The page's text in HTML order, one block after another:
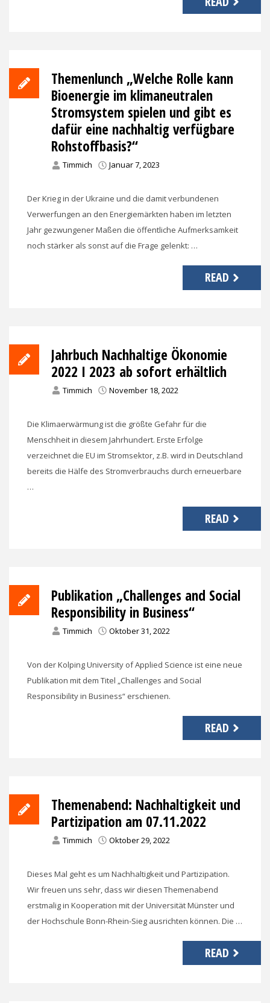
Themenlunch „Welche Rolle kann
Bioenergie im klimaneutralen
Stromsystem spielen und gibt es
dafür eine nachhaltig verfügbare
Rohstoffbasis?“
Timmich Januar 7, 2023
Der Krieg in der Ukraine und die damit verbundenen
Verwerfungen an den Energiemärkten haben im letzten
Jahr gezwungener Maßen die öffentliche Aufmerksamkeit
noch stärker als sonst auf die Frage gelenkt: …
READ
Jahrbuch Nachhaltige Ökonomie
2022 I 2023 ab sofort erhältlich
Timmich November 18, 2022
Die Klimaerwärmung ist die größte Gefahr für die
Menschheit in diesem Jahrhundert. Erste Erfolge
verzeichnet die EU im Stromsektor, z.B. wird in Deutschland
bereits die Hälfe des Stromverbrauchs durch erneuerbare
…
READ
Publikation „Challenges and Social
Responsibility in Business“
Timmich Oktober 31, 2022
Von der Kolping University of Applied Science ist eine neue
Publikation mit dem Titel „Challenges and Social
Responsibility in Business“ erschienen.
READ
Themenabend: Nachhaltigkeit und
Partizipation am 07.11.2022
Timmich Oktober 29, 2022
Dieses Mal geht es um Nachhaltigkeit und Partizipation.
Wir freuen uns sehr, dass wir diesen Themenabend
erstmalig in Kooperation mit der Universität Münster und
der Hochschule Bonn-Rhein-Sieg ausrichten können. Die …
READ